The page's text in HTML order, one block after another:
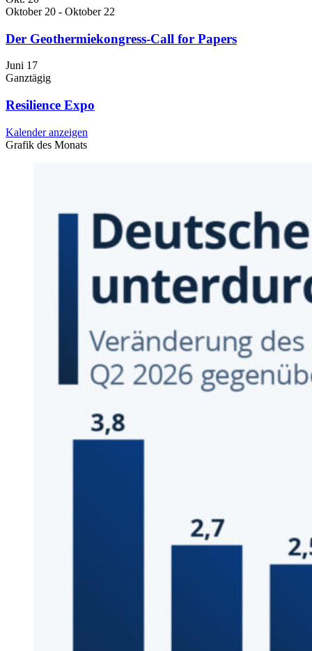
Oktober 20 - Oktober 22
Der Geothermiekongress-Call for Papers
Juni 17
Ganztägig
Resilience Expo
Kalender anzeigen
Grafik des Monats